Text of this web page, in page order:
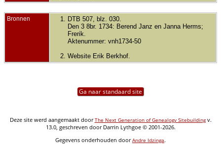
Bronnen
DTB 507, blz. 030.
Den 3 8br. 1734: Berend Janz en Janna Herms;
Frerik.
Aktenummer: vnh1734-50
Website Erik Berkhof.
Ga naar standaard site
Deze site werd aangemaakt doorThe Next Generation of Genealogy Sitebuildingv.
13.0, geschreven door Darrin Lythgoe © 2001-2026.
Gegevens onderhouden doorAndre Idzinga.